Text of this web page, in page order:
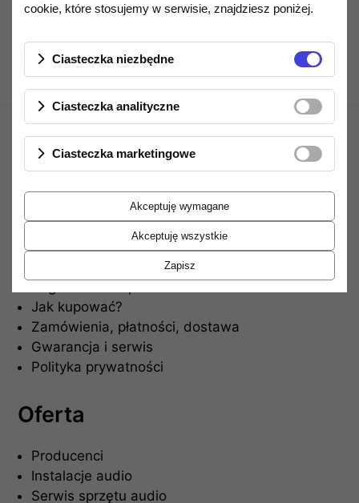
Informacje
Jak kupować?
Zamówienia, płatności, dostawa
Gwarancja i serwis
Polityka prywatności
Oferta
Producenci
Instalacje audio
Serwis sprzętu audio
cookie, które stosujemy w serwisie, znajdziesz poniżej.
Ciasteczka niezbędne
Ciasteczka analityczne
Ciasteczka marketingowe
Akceptuję wymagane
Akceptuję wszystkie
Zapisz